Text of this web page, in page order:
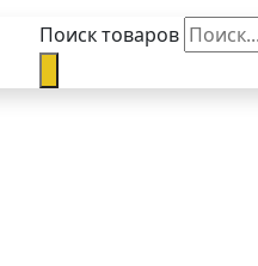
Поиск товаров